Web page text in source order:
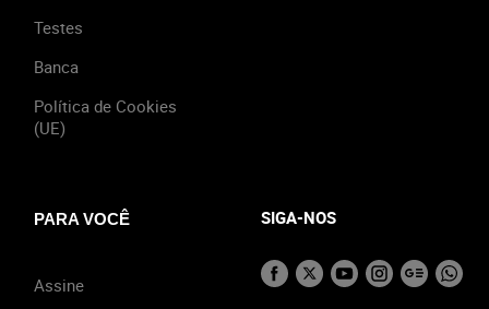
Testes
Banca
Política de Cookies
(UE)
PARA VOCÊ
Assine
SIGA-NOS